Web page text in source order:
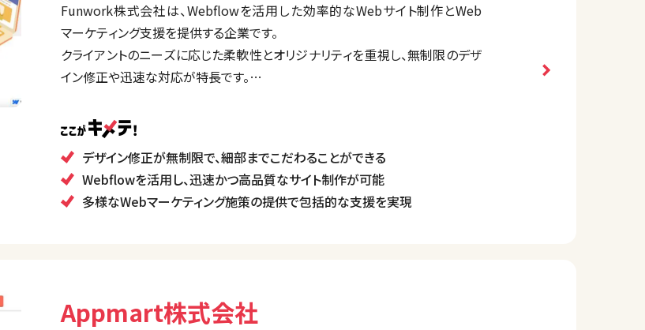
Funwork株式会社は、Webflowを活用した効率的なWebサイト制作とWeb
マーケティング支援を提供する企業です。
クライアントのニーズに応じた柔軟性とオリジナリティを重視し、無制限のデザ
イン修正や迅速な対応が特長です。
し、デジタルマーケティングに精通していない顧客も安心して活用できる環境
を整えています。
デザイン修正が無制限で、細部までこだわることができる
Webflowを活用し、迅速かつ高品質なサイト制作が可能
多様なWebマーケティング施策の提供で包括的な支援を実現
Appmart株式会社